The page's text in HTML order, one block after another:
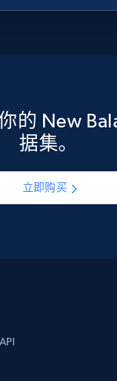
的 New
据集。
立即购买